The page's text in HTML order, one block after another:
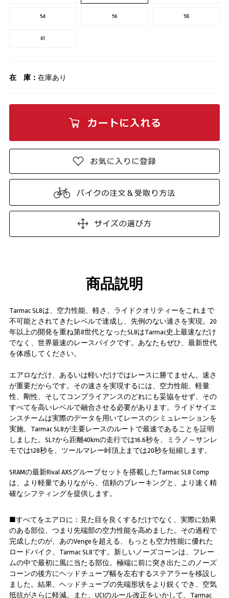
54 56 58
61
在 庫： 在庫あり
商品説明
Tarmac SL8は、空力性能、軽さ、ライドクオリティーをこれまで
不可能とされてきたレベルで達成し、先例のない速さを実現。20
年以上の開発を重ね第8世代となったSL8はTarmac史上最速なだけ
でなく、世界最速のレースバイクです。あなたもぜひ、最新世代
を体感してください。
エアロなだけ、あるいは軽いだけではレースに勝てません。速さ
が重要だからです。その速さを実現するには、空力性能、軽量
性、剛性、そしてコンプライアンスのどれにも妥協をせず、その
すべてを高いレベルで融合させる必要があります。ライドサイエ
ンスチームは実際のデータを用いてレースのシミュレーションを
実施。Tarmac SL8が主要レースのルートで最速であることを証明
しました。SL7から距離40kmの走行では16.6秒を、ミラノ～サンレ
モでは128秒を、ツールマレー峠頂上までは20秒を短縮します。
SRAMの最新Rival AXSグループセットを搭載したTarmac SL8 Comp
は、より軽量でありながら、信頼のブレーキングと、より速く精
確なシフティングを提供します。
■すべてをエアロに：見た目を良くするだけでなく、実際に効果
のある部位、つまり先端部の空力性能を高めました。その過程で
完成したのが、あのVengeを超える、もっとも空力性能に優れた
ロードバイク、Tarmac SL8です。新しいノーズコーンは、フレー
ムの中で最初に風に当たる部位。極端に前に突き出たこのノーズ
コーンの後方にヘッドチューブ幅を左右するステアラーを移設し
ました。結果、ヘッドチューブの先端形状をより鋭くでき、空気
抵抗がさらに軽減。また、UCIのルール改正をいかして、Tarmac